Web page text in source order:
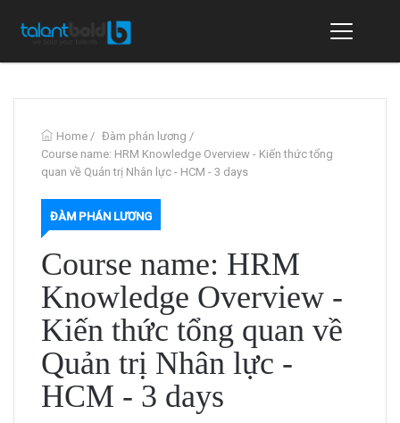
Home / Đàm phán lương /
Course name: HRM Knowledge Overview - Kiến thức tổng
quan về Quản trị Nhân lực - HCM - 3 days
ĐÀM PHÁN LƯƠNG
Course name: HRM
Knowledge Overview -
Kiến thức tổng quan về
Quản trị Nhân lực -
HCM - 3 days